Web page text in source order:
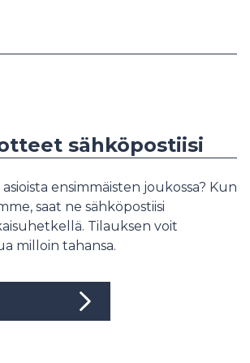
sähköpostiisi
ensimmäisten joukossa? Kun
saat ne sähköpostiisi
Tilauksen voit
milloin tahansa.